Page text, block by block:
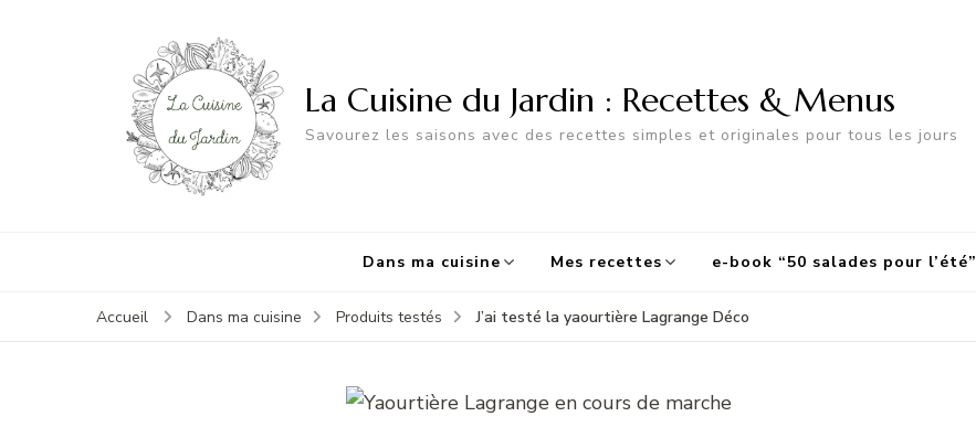
La Cuisine du Jardin : Recettes & Menus
Savourez les saisons avec des recettes simples et originales pour tous les jours
Dans ma cuisine Mes recettes e-book “50 salades pour l’été”
Accueil Dans ma cuisine Produits testés J’ai testé la yaourtière Lagrange Déco